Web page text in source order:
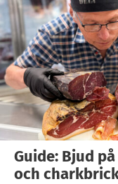
Guide: Bjud
och